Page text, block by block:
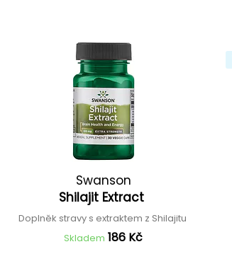
Swanson
Shilajit Extract
Doplněk stravy s extraktem z Shilajitu
Skladem 186 Kč